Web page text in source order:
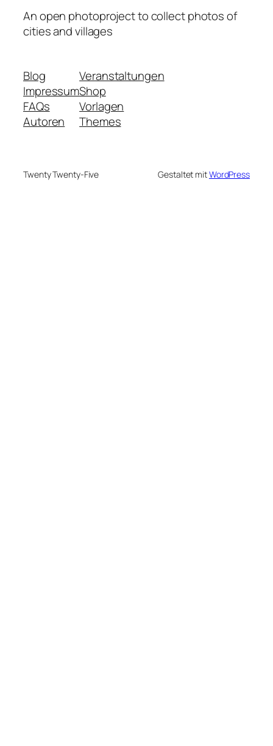
An open photoproject to collect photos of
cities and villages
Blog
Impressum
FAQs
Autoren
Veranstaltungen
Shop
Vorlagen
Themes
Twenty Twenty-Five Gestaltet mitWordPress